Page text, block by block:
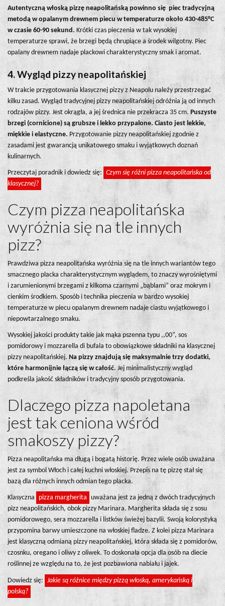
Autentyczną włoską pizzę neapolitańską powinno się piec tradycyjną
metodą w opalanym drewnem piecu w temperaturze około 430-485°C
w czasie 60-90 sekund. Krótki czas pieczenia w tak wysokiej
temperaturze sprawi, że brzegi będą chrupiące a środek wilgotny. Piec
opalany drewnem nadaje plackowi charakterystyczny smak i aromat.
4. Wygląd pizzy neapolitańskiej
W trakcie przygotowania klasycznej pizzy z Neapolu należy przestrzegać
kilku zasad. Wygląd tradycyjnej pizzy neapolitańskiej odróżnia ją od innych
rodzajów pizzy. Jest okrągła, a jej średnica nie przekracza 35 cm. Puszyste
brzegi (cornicione) są grubsze i lekko przypalone. Ciasto jest lekkie,
miękkie i elastyczne. Przygotowanie pizzy neapolitańskiej zgodnie z
zasadami jest gwarancją unikatowego smaku i wyjątkowych doznań
kulinarnych.
Przeczytaj poradnik i dowiedz się: Czym się różni pizza neapolitańska od
klasycznej?
Czym pizza neapolitańska
wyróżnia się na tle innych
pizz?
Prawdziwa pizza neapolitańska wyróżnia się na tle innych wariantów tego
smacznego placka charakterystycznym wyglądem, to znaczy wyrośniętymi
i zarumienionymi brzegami z kilkoma czarnymi „bąblami” oraz mokrym i
cienkim środkiem. Sposób i technika pieczenia w bardzo wysokiej
temperaturze w piecu opalanym drewnem nadaje ciastu wyjątkowego i
niepowtarzalnego smaku.
Wysokiej jakości produkty takie jak mąka pszenna typu ,,00”, sos
pomidorowy i mozzarella di bufala to obowiązkowe składniki na klasycznej
pizzy neapolitańskiej.Na pizzy znajdują się maksymalnie trzy dodatki,
które harmonijnie łączą się w całość. Jej minimalistyczny wygląd
podkreśla jakość składników i tradycyjny sposób przygotowania.
Dlaczego pizza napoletana
jest tak ceniona wśród
smakoszy pizzy?
Pizza neapolitańska ma długą i bogatą historię. Przez wiele osób uważana
jest za symbol Włoch i całej kuchni włoskiej. Przepis na tę pizzę stał się
bazą dla różnych innych odmian tego placka.
Klasyczna pizza margherita uważana jest za jedną z dwóch tradycyjnych
pizz neapolitańskich, obok pizzy Marinara. Margherita składa się z sosu
pomidorowego, sera mozzarella i listków świeżej bazylii. Swoją kolorystyką
przypomina barwy umieszczone na włoskiej fladze. Z kolei pizza Marinara
jest klasyczną odmianą pizzy neapolitańskiej, która składa się z pomidorów,
czosnku, oregano i oliwy z oliwek. To doskonała opcja dla osób na diecie
roślinnej ze względu na to, że jest pozbawiona nabiału i jajek.
Dowiedz się: Jakie są różnice między pizzą włoską, amerykańską i
polską?